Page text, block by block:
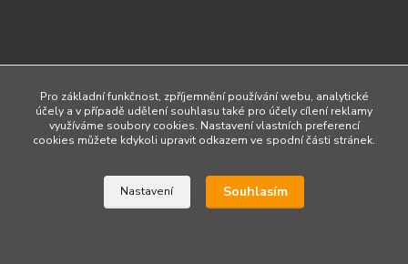
Pro základní funkčnost, zpříjemnění používání webu, analytické
účely a v případě udělení souhlasu také pro účely cílení reklamy
využíváme soubory cookies. Nastavení vlastních preferencí
cookies můžete kdykoli upravit odkazem ve spodní části stránek.
Nastavení Souhlasím